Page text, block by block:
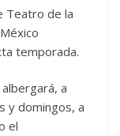
Teatro de la
temporada.
a
y domingos, a
el